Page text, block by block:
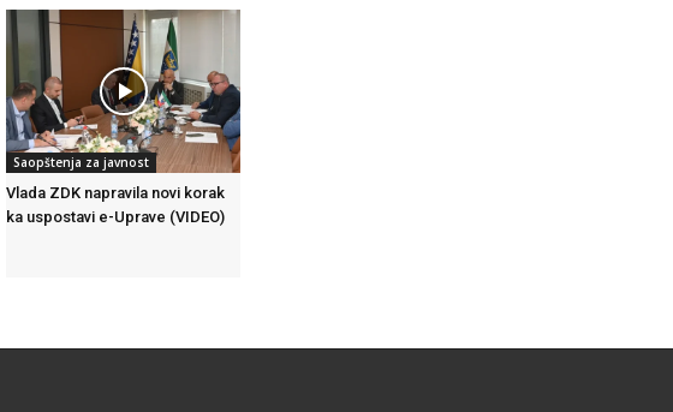
Saopštenja za javnost
Vlada ZDK napravila novi korak
ka uspostavi e-Uprave (VIDEO)